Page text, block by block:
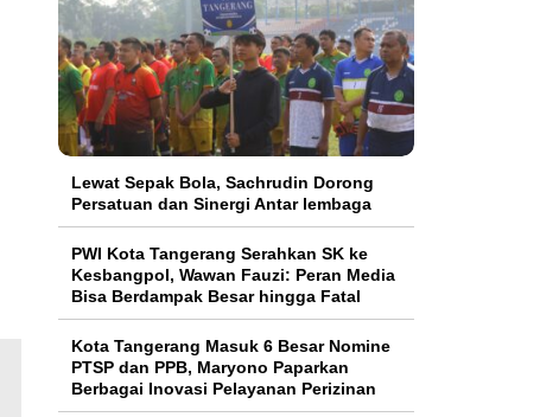
Lewat Sepak Bola, Sachrudin Dorong
Persatuan dan Sinergi Antar lembaga
PWI Kota Tangerang Serahkan SK ke
Kesbangpol, Wawan Fauzi: Peran Media
Bisa Berdampak Besar hingga Fatal
Kota Tangerang Masuk 6 Besar Nomine
PTSP dan PPB, Maryono Paparkan
Berbagai Inovasi Pelayanan Perizinan